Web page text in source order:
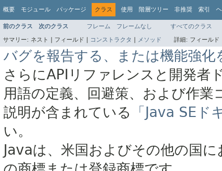
概要 モジュール パッケージ クラス 使用 階層ツリー 非推奨 索引
前のクラス 次のクラス フレーム フレームなし
すべてのクラス
サマリー: ネスト | フィールド | コンストラクタ | メソッド 詳細: フィール
バグを報告する、または機能強化
さらにAPIリファレンスと開発者
用語の定義、回避策、および作
説明が含まれている
「Java SE
い。
Javaは、米国およびその他の国